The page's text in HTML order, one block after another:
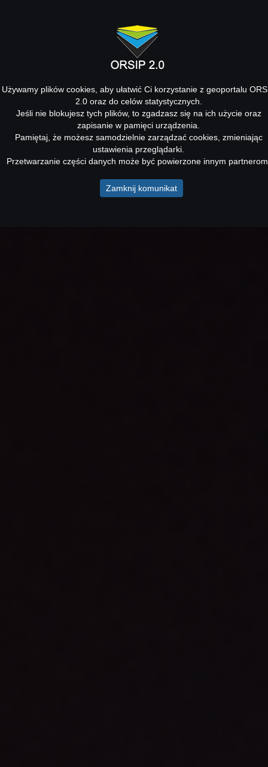
Używamy plików cookies, aby ułatwić Ci korzystanie z geoportalu
2.0 oraz do celów statystycznych.
Jeśli nie blokujesz tych plików, to zgadzasz się na ich użycie oraz
zapisanie w pamięci urządzenia.
Pamiętaj, że możesz samodzielnie zarządzać cookies, zmieniając
ustawienia przeglądarki.
Przetwarzanie części danych może być powierzone innym
Zamknij komunikat